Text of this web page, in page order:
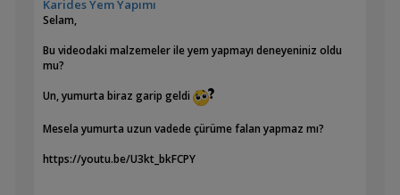
Karides Yem Yapımı
Selam,
Bu videodaki malzemeler ile yem yapmayı deneyeniniz oldu
mu?
Un, yumurta biraz garip geldi
Mesela yumurta uzun vadede çürüme falan yapmaz mı?
https://youtu.be/U3kt_bkFCPY